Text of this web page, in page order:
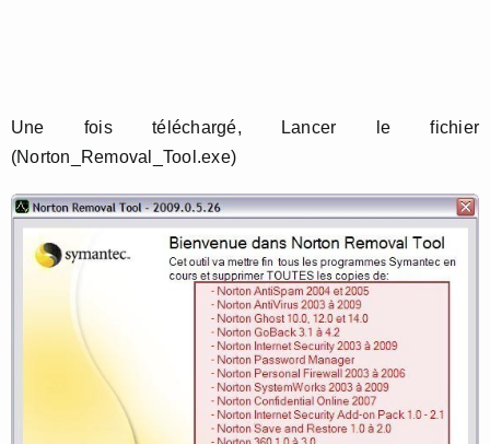
Une fois téléchargé, Lancer le fichier
(Norton_Removal_Tool.exe)